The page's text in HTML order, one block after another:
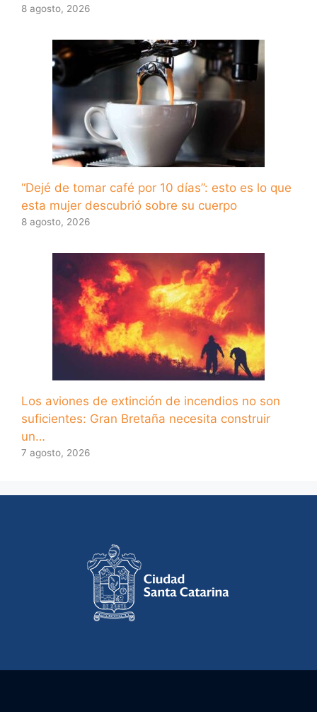
8 agosto, 2026
“Dejé de tomar café por 10 días”: esto es lo que
esta mujer descubrió sobre su cuerpo
8 agosto, 2026
Los aviones de extinción de incendios no son
suficientes: Gran Bretaña necesita construir
un…
7 agosto, 2026